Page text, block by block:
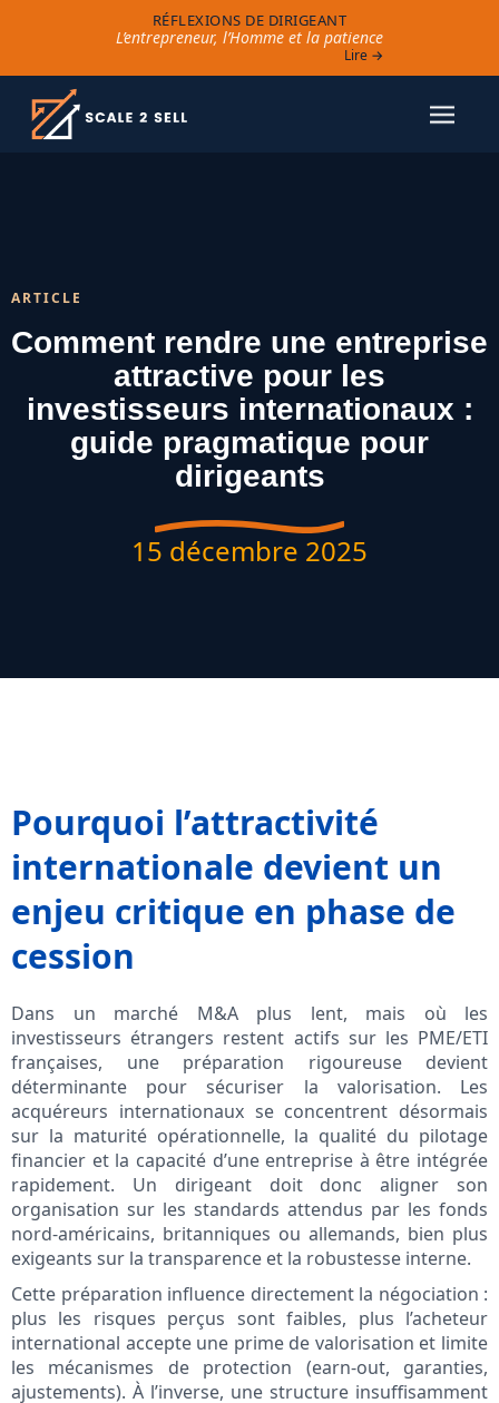
RÉFLEXIONS DE DIRIGEANT
L’entrepreneur, l’Homme et la patience
Lire →
ARTICLE
Comment rendre une entreprise
attractive pour les
investisseurs internationaux :
guide pragmatique pour
dirigeants
15 décembre 2025
Pourquoi l’attractivité
internationale devient un
enjeu critique en phase de
cession
Dans un marché M&A plus lent, mais où les
investisseurs étrangers restent actifs sur les PME/ETI
françaises, une préparation rigoureuse devient
déterminante pour sécuriser la valorisation. Les
acquéreurs internationaux se concentrent désormais
sur la maturité opérationnelle, la qualité du pilotage
financier et la capacité d’une entreprise à être intégrée
rapidement. Un dirigeant doit donc aligner son
organisation sur les standards attendus par les fonds
nord-américains, britanniques ou allemands, bien plus
exigeants sur la transparence et la robustesse interne.
Cette préparation influence directement la négociation :
plus les risques perçus sont faibles, plus l’acheteur
international accepte une prime de valorisation et limite
les mécanismes de protection (earn-out, garanties,
ajustements). À l’inverse, une structure insuffisamment